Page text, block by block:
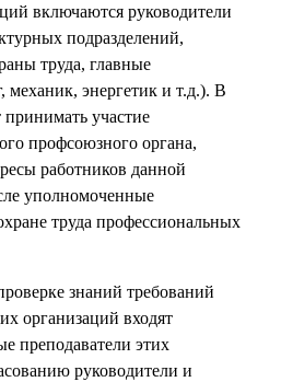
включаются руководители
подразделений,
труда, главные
механик, энергетик и т.д.). В
участие
профсоюзного органа,
работников данной
уполномоченные
труда профессиональных
знаний требований
организаций входят
преподаватели этих
руководители и